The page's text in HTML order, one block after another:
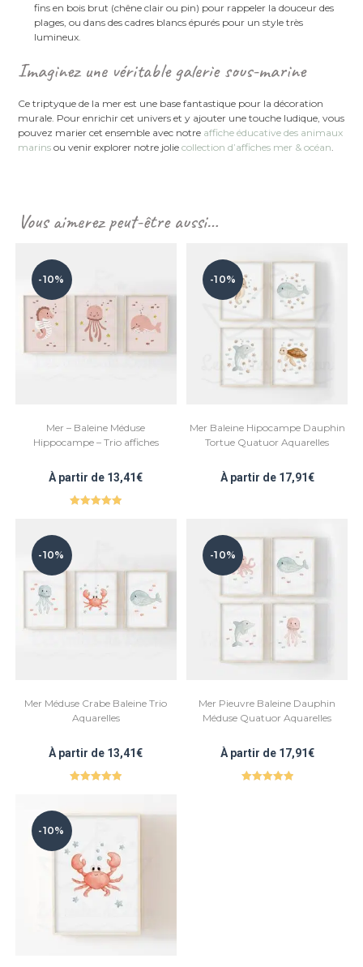
fins en bois brut (chêne clair ou pin) pour rappeler la douceur des
plages, ou dans des cadres blancs épurés pour un style très
lumineux.
Imaginez une véritable galerie sous-marine
Ce triptyque de la mer est une base fantastique pour la décoration
murale. Pour enrichir cet univers et y ajouter une touche ludique, vous
pouvez marier cet ensemble avec notre affiche éducative des animaux
marins ou venir explorer notre joliecollection d’affiches mer & océan.
Vous aimerez peut-être aussi…
-10%
Mer – Baleine Méduse
Hippocampe – Trio affiches
À partir de 13,41€
-10%
Mer Baleine Hipocampe Dauphin
Tortue Quatuor Aquarelles
À partir de 17,91€
-10%
Mer Méduse Crabe Baleine Trio
Aquarelles
À partir de 13,41€
-10%
Mer Pieuvre Baleine Dauphin
Méduse Quatuor Aquarelles
À partir de 17,91€
-10%